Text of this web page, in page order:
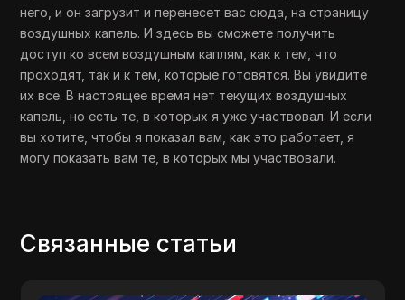
него, и он загрузит и перенесет вас сюда, на страницу
воздушных капель. И здесь вы сможете получить
доступ ко всем воздушным каплям, как к тем, что
проходят, так и к тем, которые готовятся. Вы увидите
их все. В настоящее время нет текущих воздушных
капель, но есть те, в которых я уже участвовал. И если
вы хотите, чтобы я показал вам, как это работает, я
могу показать вам те, в которых мы участвовали.
Связанные статьи